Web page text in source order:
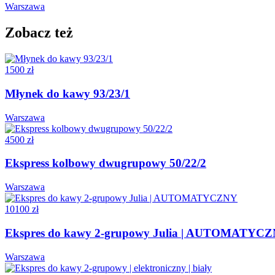
Warszawa
Zobacz też
1500 zł
Młynek do kawy 93/23/1
Warszawa
4500 zł
Ekspress kolbowy dwugrupowy 50/22/2
Warszawa
10100 zł
Ekspres do kawy 2-grupowy Julia |
Warszawa